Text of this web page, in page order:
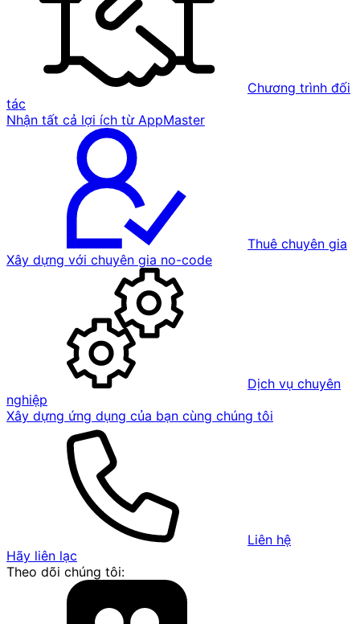
Chương trình đối
tác
Nhận tất cả lợi ích từ AppMaster
Thuê chuyên gia
Xây dựng với chuyên gia no-code
Dịch vụ chuyên
nghiệp
Xây dựng ứng dụng của bạn cùng chúng tôi
Liên hệ
Hãy liên lạc
Theo dõi chúng tôi: